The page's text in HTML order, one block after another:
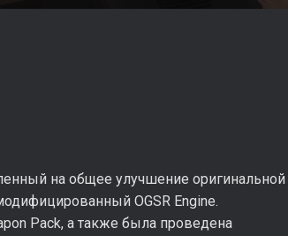
на общее улучшение оригинальной
OGSR Engine.
Pack, а также была проведена